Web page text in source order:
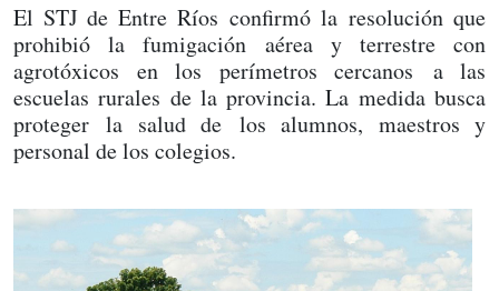
El STJ de Entre Ríos confirmó la resolución que
prohibió la fumigación aérea y terrestre con
agrotóxicos en los perímetros cercanos a las
escuelas rurales de la provincia. La medida busca
proteger la salud de los alumnos, maestros y
personal de los colegios.